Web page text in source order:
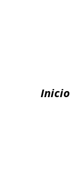
Inicio